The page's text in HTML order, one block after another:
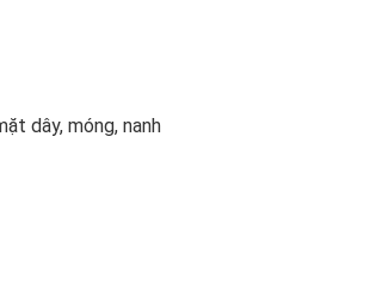
dây, móng, nanh